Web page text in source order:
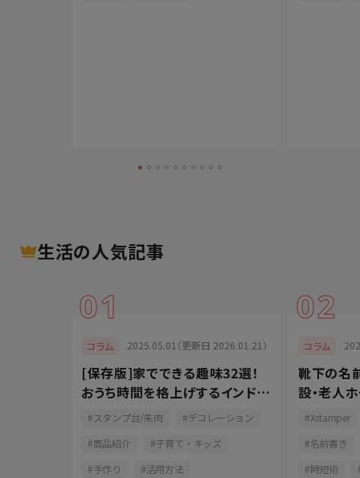
生活の人気記事
01
コラム 2025.05.01（更新日 2026.01.21）
[保存版]家でできる趣味32選！
おうち時間を格上げするインドア
派スタンプ台/朱肉
デコレーション
商品紹介
子育て・キッズ
手作り
活用方法
02
コラム
靴下の名
設・老人
ると便利
Xstamper
名前書き
時短術